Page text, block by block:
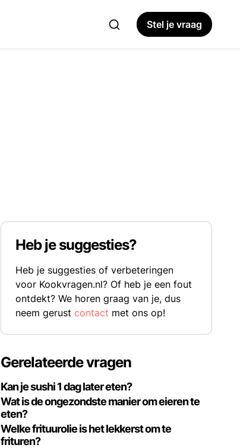
Stel je vraag
Heb je suggesties?
Heb je suggesties of verbeteringen
voor Kookvragen.nl? Of heb je een fout
ontdekt? We horen graag van je, dus
neem gerustcontact met ons op!
Gerelateerde vragen
Kan je sushi 1 dag later eten?
Wat is de ongezondste manier om eieren te
eten?
Welke frituurolie is het lekkerst om te
frituren?